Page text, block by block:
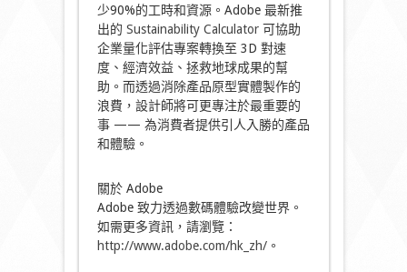
少90%的工時和資源。Adobe 最新推
出的 Sustainability Calculator可協助
企業量化評估專案轉換至 3D 對速
度、經濟效益、拯救地球成果的幫
助。而透過消除產品原型實體製作的
浪費，設計師將可更專注於最重要的
事 —— 為消費者提供引人入勝的產品
和體驗。
關於 Adobe
Adobe 致力透過數碼體驗改變世界。
如需更多資訊，請瀏覽：
http://www.adobe.com/hk_zh/。